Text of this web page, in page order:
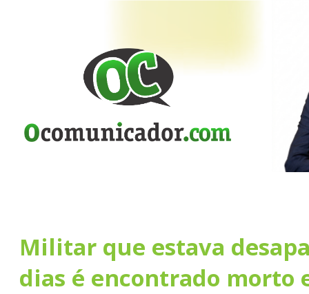
Militar que estava
dias é encontrado morto